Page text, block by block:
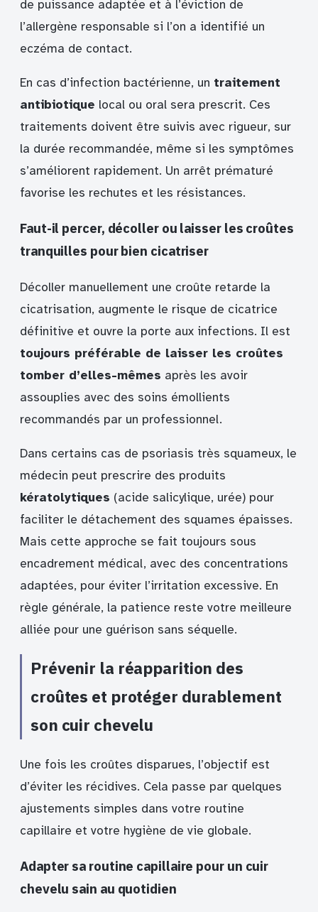
de puissance adaptée et à l’éviction de
l’allergène responsable si l’on a identifié un
eczéma de contact.
En cas d’infection bactérienne, un traitement
antibiotique local ou oral sera prescrit. Ces
traitements doivent être suivis avec rigueur, sur
la durée recommandée, même si les symptômes
s’améliorent rapidement. Un arrêt prématuré
favorise les rechutes et les résistances.
Faut-il percer, décoller ou laisser les croûtes
tranquilles pour bien cicatriser
Décoller manuellement une croûte retarde la
cicatrisation, augmente le risque de cicatrice
définitive et ouvre la porte aux infections. Il est
toujours préférable de laisser les croûtes
tomber d’elles-mêmes après les avoir
assouplies avec des soins émollients
recommandés par un professionnel.
Dans certains cas de psoriasis très squameux, le
médecin peut prescrire des produits
kératolytiques (acide salicylique, urée) pour
faciliter le détachement des squames épaisses.
Mais cette approche se fait toujours sous
encadrement médical, avec des concentrations
adaptées, pour éviter l’irritation excessive. En
règle générale, la patience reste votre meilleure
alliée pour une guérison sans séquelle.
Prévenir la réapparition des
croûtes et protéger durablement
son cuir chevelu
Une fois les croûtes disparues, l’objectif est
d’éviter les récidives. Cela passe par quelques
ajustements simples dans votre routine
capillaire et votre hygiène de vie globale.
Adapter sa routine capillaire pour un cuir
chevelu sain au quotidien